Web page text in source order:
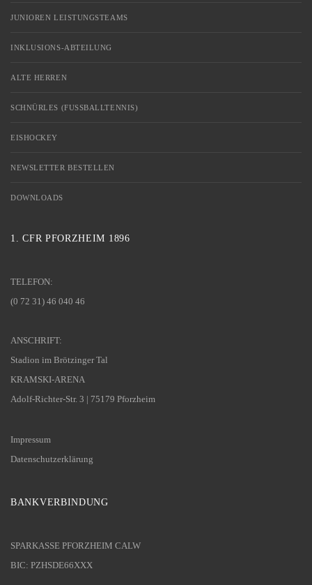
JUNIOREN LEISTUNGSTEAMS
INKLUSIONS-ABTEILUNG
ALTE HERREN
SCHNÜRLES (FUSSBALLTENNIS)
EISHOCKEY
NEWSLETTER BESTELLEN
DOWNLOADS
1. CFR PFORZHEIM 1896
TELEFON:
(0 72 31) 46 040 46
ANSCHRIFT:
Stadion im Brötzinger Tal
KRAMSKI-ARENA
Adolf-Richter-Str. 3 | 75179 Pforzheim
Impressum
Datenschutzerklärung
BANKVERBINDUNG
SPARKASSE PFORZHEIM CALW
BIC: PZHSDE66XXX